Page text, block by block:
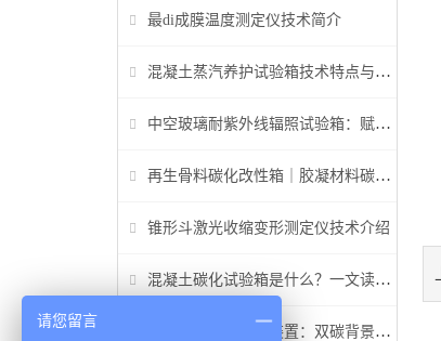
最di成膜温度测定仪技术简介
混凝土蒸汽养护试验箱技术特点与应用解析
中空玻璃耐紫外线辐照试验箱：赋能建筑玻璃质量检测新标准
再生骨料碳化改性箱｜胶凝材料碳化机理研究专用设备
锥形斗激光收缩变形测定仪技术介绍
混凝土碳化试验箱是什么？一文读懂它的功能、原理与标准要求
高温高压碳化试验装置：双碳背景下胶凝材料研究核心装备
请您留言